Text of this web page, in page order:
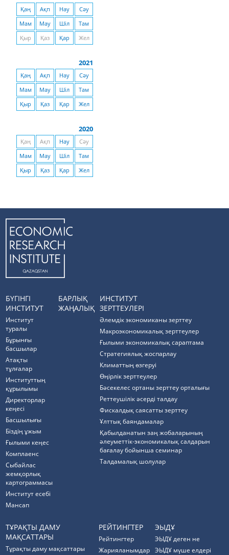
Қаң Ақп Нау
Сәу
Мам
Мау Шіл
Там
Қыр
Қаз Қар Жел
2021
Қаң Ақп Нау
Сәу
Мам
Мау Шіл
Там
Қыр
Қаз Қар Жел
2020
Қаң Ақп Нау
Сәу
Мам
Мау Шіл
Там
Қыр
Қаз Қар Жел
БҮГІНГІ
ИНСТИТУТ
Институт
туралы
Бұрынғы
басшылар
Атақты
тұлғалар
Институттың
құрылымы
Директорлар
кеңесі
Басшылығы
Біздің ұжым
Ғылыми кеңес
Комплаенс
Cыбайлас
жемқорлық
картограммасы
Институт есебі
Мансап
БАРЛЫҚ
ЖАҢАЛЫҚ
ИНСТИТУТ
ЗЕРТТЕУЛЕРІ
Әлемдік экономиканы зерттеу
Макроэкономикалық зерттеулер
Ғылыми экономикалық сараптама
Стратегиялық жоспарлау
Климаттың өзгеруі
Өңірлік зерттеулер
Бәсекелес ортаны зерттеу орталығы
Реттеушілік әсерді талдау
Фискалдық саясатты зерттеу
Ұлттық баяндамалар
Қабылданатын заң жобаларының
әлеуметтік-экономикалық салдарын
бағалау бойынша семинар
Талдамалық шолулар
ТҰРАҚТЫ ДАМУ
МАҚСАТТАРЫ
Тұрақты даму мақсаттары
РЕЙТИНГТЕР
Рейтингтер
Жарияланымдар
ЭЫДҰ
ЭЫДҰ деген не
ЭЫДҰ мүше елдері